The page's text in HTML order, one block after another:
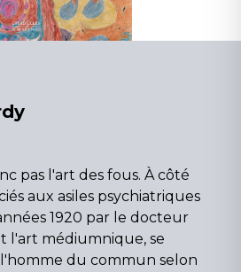
pas l'art des fous. À côté
aux asiles psychiatriques
1920 par le docteur
l'art médiumnique, se
du commun selon